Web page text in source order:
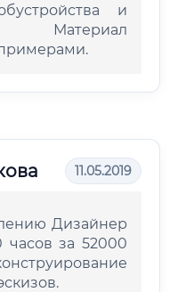
и
Материал
11.05.2019
Дизайнер
часов за 52000